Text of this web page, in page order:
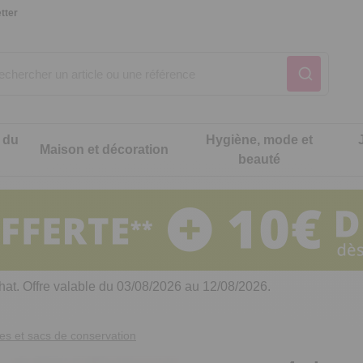
cuisine
de cuisine malins
Notre produit du
Notre produit du
Maison et décoration
Notre produit du
Hygiène, mode et
beauté
intimité
Notre produit du
Notre produit du
Notre produit du
Offre valable du 03/08/2026 au 12/08/2026.
et sacs de conservation